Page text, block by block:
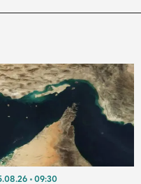
09:30